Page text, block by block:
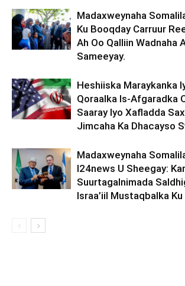
Madaxweynaha
Ku Booqday Carruur
Ah Oo Qalliin Wadnaha
Sameeyay.
Heshiiska Maraykanka
Qoraalka Is-Afgaradka
Saaray Iyo Xafladda
Jimcaha Ka Dhacayso
Madaxweynaha
I24news U Sheegay:
Suurtagalnimada
Israa’iil Mustaqbalka